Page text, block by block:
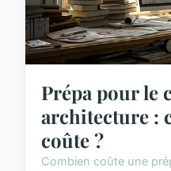
Prépa pour le
architecture :
coûte ?
Combien coûte une